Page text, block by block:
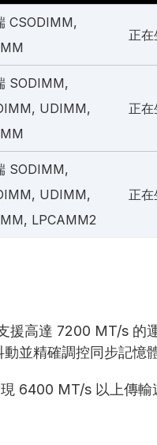
CSODIMM,
正在
SODIMM,
UDIMM,
正在
SODIMM,
UDIMM,
LPCAMM2
正在
高達 7200 MT/s 的
並精確調控同步記憶
6400 MT/s 以上傳輸